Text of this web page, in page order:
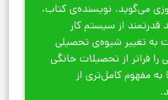
می‌گوید. نویسنده‌ی کتاب،
قدرتمند از سیستم کار
به تغییر شیوه‌ی تحصیلی
را فراتر از تحصیلات خانگی
به مفهوم کامل‌تری از